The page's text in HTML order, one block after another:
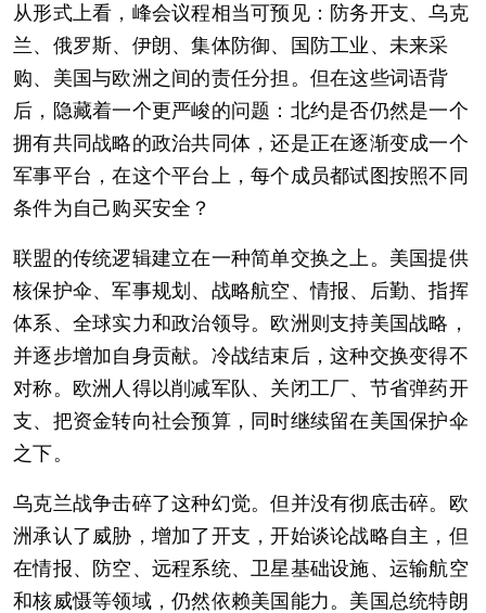
从形式上看，峰会议程相当可预见：防务开支、乌克
兰、俄罗斯、伊朗、集体防御、国防工业、未来采
购、美国与欧洲之间的责任分担。但在这些词语背
后，隐藏着一个更严峻的问题：北约是否仍然是一个
拥有共同战略的政治共同体，还是正在逐渐变成一个
军事平台，在这个平台上，每个成员都试图按照不同
条件为自己购买安全？
联盟的传统逻辑建立在一种简单交换之上。美国提供
核保护伞、军事规划、战略航空、情报、后勤、指挥
体系、全球实力和政治领导。欧洲则支持美国战略，
并逐步增加自身贡献。冷战结束后，这种交换变得不
对称。欧洲人得以削减军队、关闭工厂、节省弹药开
支、把资金转向社会预算，同时继续留在美国保护伞
之下。
乌克兰战争击碎了这种幻觉。但并没有彻底击碎。欧
洲承认了威胁，增加了开支，开始谈论战略自主，但
在情报、防空、远程系统、卫星基础设施、运输航空
和核威慑等领域，仍然依赖美国能力。美国总统特朗